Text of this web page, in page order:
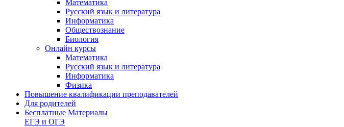
Математика
Русский язык и литература
Информатика
Обществознание
Биология
Онлайн курсы
Математика
Русский язык и литература
Информатика
Физика
Повышение квалификации преподавателей
Для родителей
Бесплатные Материалы
ЕГЭ и ОГЭ